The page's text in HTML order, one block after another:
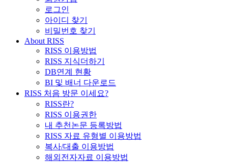
로그인
아이디 찾기
비밀번호 찾기
About RISS
RISS 이용방법
RISS 지식더하기
DB연계 현황
BI 및 배너 다운로드
RISS 처음 방문 이세요?
RISS란?
RISS 이용권한
내 추천논문 등록방법
RISS 자료 유형별 이용방법
복사/대출 이용방법
해외전자자료 이용방법